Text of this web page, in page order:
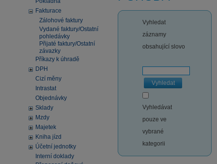
Fakturace
Zálohové faktury
Vydané faktury/Ostatní
pohledávky
Přijaté faktury/Ostatní
závazky
Příkazy k úhradě
DPH
Cizí měny
Intrastat
Objednávky
Sklady
Mzdy
Majetek
Kniha jízd
Účetní jednotky
Interní doklady
Vyhledat
záznamy
obsahující slovo
Vyhledat
Vyhledávat
pouze ve
vybrané
kategorii